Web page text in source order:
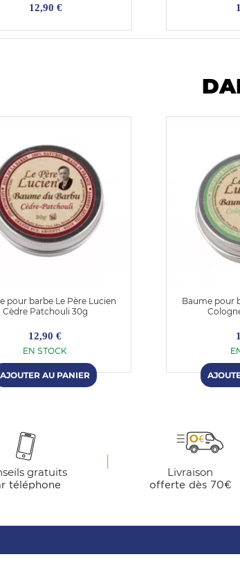
12,90 €
pour barbe Le Père Lucien
Cèdre Patchouli 30g
12,90 €
EN STOCK
Baume pour
gratuits
téléphone
Livraison
offerte dès 70€